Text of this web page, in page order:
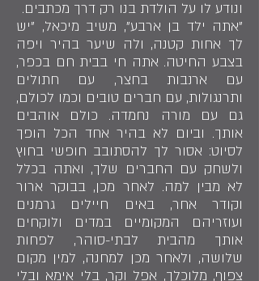
ונודע לו על הולדת בנו רק דרך מכתבים.
"אתה ילד בן ארבע", משיב מיכאל, "יש
לך אחות קטנה, ולה שיער בהיר ויפה
בצבע החיטה. אתה חי בבית חם בכפר,
עם ארנבות בחצר, עם חתולים
ותרנגולות, עם חברים טובים וכמו לכולם,
גם עם מורה נחמדה. כולם אוהבים
אותך. וביום לא בהיר אחד הכל הופך
לסיוט: אסור לך להסתובב חופשי בחוץ
ולשחק עם החברים שלך, ואתה בכלל
לא מבין למה. לאחר מכן, בבוקר ארור
וקודר אחר, באים חיילים גרמנים
ועוזריהם המקומיים במדים ולוקחים
אותך מהבית לבתי-סוהר, לפחות
שלושה, ולאחר מכן למחנה, למין מקום
צפוף, מלוכלך, אפל וקר, בלי אימא ובלי